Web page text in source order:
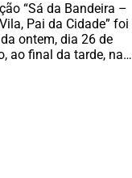
“Sá da Bandeira –
Pai da Cidade” foi
ontem, dia 26 de
ao final da tarde, na…